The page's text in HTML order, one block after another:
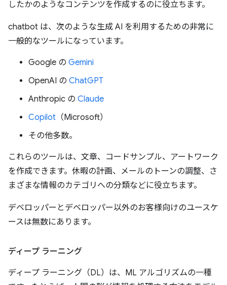
したかのようなコンテンツを作成するのに役立ちます。
chatbot は、次のような生成 AI を利用するための非常に
一般的なツールになっています。
Google の Gemini
OpenAI の ChatGPT
Anthropic の Claude
Copilot （Microsoft）
その他多数。
これらのツールは、文章、コードサンプル、アートワーク
を作成できます。休暇の計画、メールのトーンの調整、さ
まざまな情報のカテゴリへの分類などに役立ちます。
デベロッパーとデベロッパー以外のお客様向けのユースケ
ースは無数にあります。
ディープ ラーニング
ディープ ラーニング（DL）は、ML アルゴリズムの一種